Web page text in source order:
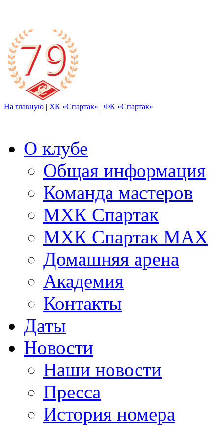
На главную | ХК «Спартак» | ФК «Спартак»
О клубе
Общая информация
Команда мастеров
МХК Спартак
МХК Спартак МАХ
Домашняя арена
Академия
Контакты
Даты
Новости
Наши новости
Пресса
История номера